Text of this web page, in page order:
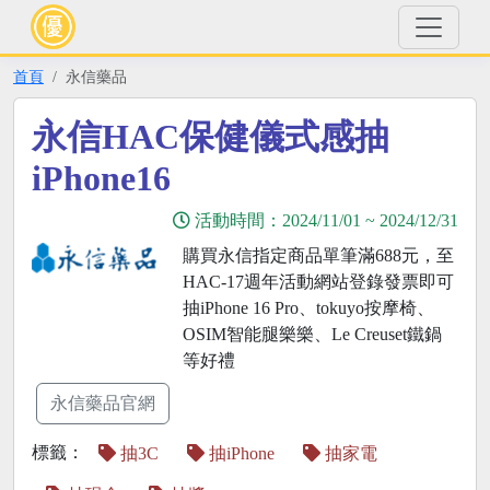
首頁 永信藥品
永信HAC保健儀式感抽
iPhone16
活動時間： 2024/11/01 ~ 2024/12/31
購買永信指定商品單筆滿688元，至
HAC-17週年活動網站登錄發票即可
抽iPhone 16 Pro、tokuyo按摩椅、
OSIM智能腿樂樂、Le Creuset鐵鍋
等好禮
永信藥品官網
標籤： 抽3C 抽iPhone 抽家電